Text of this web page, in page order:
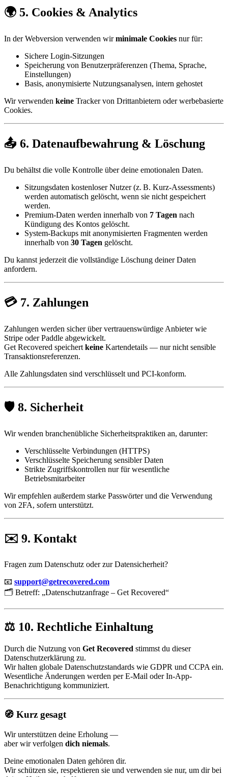
🌍 5. Cookies & Analytics
In der Webversion verwenden wirminimale Cookies nur für:
Sichere Login-Sitzungen
Speicherung von Benutzerpräferenzen (Thema, Sprache,
Einstellungen)
Basis, anonymisierte Nutzungsanalysen, intern gehostet
Wir verwenden keine Tracker von Drittanbietern oder werbebasierte
Cookies.
📤 6. Datenaufbewahrung & Löschung
Du behältst die volle Kontrolle über deine emotionalen Daten.
Sitzungsdaten kostenloser Nutzer (z. B. Kurz-Assessments)
werden automatisch gelöscht, wenn sie nicht gespeichert
werden.
Premium-Daten werden innerhalb von 7 Tagen nach
Kündigung des Kontos gelöscht.
System-Backups mit anonymisierten Fragmenten werden
innerhalb von 30 Tagen gelöscht.
Du kannst jederzeit die vollständige Löschung deiner Daten
anfordern.
💳 7. Zahlungen
Zahlungen werden sicher über vertrauenswürdige Anbieter wie
Stripe oder Paddle abgewickelt.
Get Recovered speichert keine Kartendetails — nur nicht sensible
Transaktionsreferenzen.
Alle Zahlungsdaten sind verschlüsselt und PCI-konform.
🛡️ 8. Sicherheit
Wir wenden branchenübliche Sicherheitspraktiken an, darunter:
Verschlüsselte Verbindungen (HTTPS)
Verschlüsselte Speicherung sensibler Daten
Strikte Zugriffskontrollen nur für wesentliche
Betriebsmitarbeiter
Wir empfehlen außerdem starke Passwörter und die Verwendung
von 2FA, sofern unterstützt.
✉️ 9. Kontakt
Fragen zum Datenschutz oder zur Datensicherheit?
📧 support@getrecovered.com
🗂️ Betreff: „Datenschutzanfrage – Get Recovered“
⚖️ 10. Rechtliche Einhaltung
Durch die Nutzung von Get Recovered stimmst du dieser
Datenschutzerklärung zu.
Wir halten globale Datenschutzstandards wie GDPR und CCPA ein.
Wesentliche Änderungen werden per E-Mail oder In-App-
Benachrichtigung kommuniziert.
🧭 Kurz gesagt
Wir unterstützen deine Erholung —
aber wir verfolgen dich niemals.
Deine emotionalen Daten gehören dir.
Wir schützen sie, respektieren sie und verwenden sie nur, um dir bei